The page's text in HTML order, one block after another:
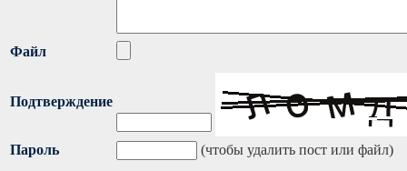
Файл
Подтверждение
Пароль (чтобы удалить пост или файл)